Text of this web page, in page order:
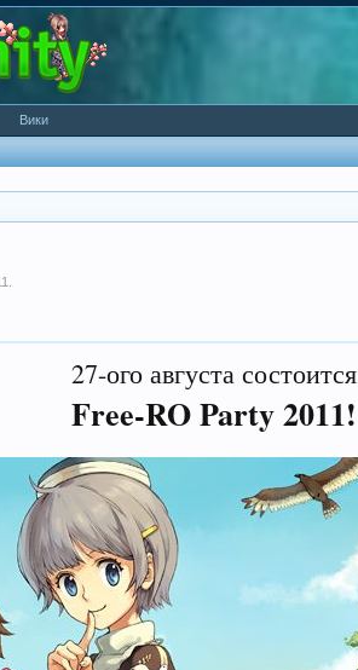
27-ого августа состоится
Free-RO Party 2011!
Вики